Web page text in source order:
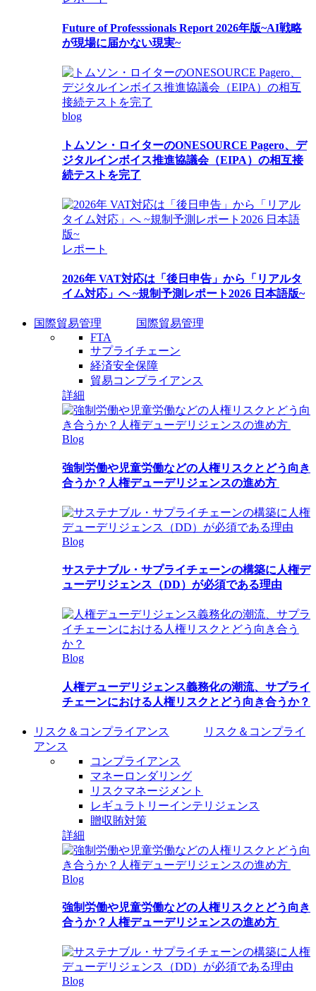
Future of Professsionals Report 2026年版~AI戦略
が現場に届かない現実~
blog
トムソン・ロイターのONESOURCE Pagero、デ
ジタルインボイス推進協議会（EIPA）の相互接
続テストを完了
レポート
2026年 VAT対応は「後日申告」から「リアルタ
イム対応」へ ~規制予測レポート2026 日本語版~
国際貿易管理
国際貿易管理
FTA
サプライチェーン
経済安全保障
貿易コンプライアンス
詳細
Blog
強制労働や児童労働などの人権リスクとどう向き
合うか？人権デューデリジェンスの進め方
Blog
サステナブル・サプライチェーンの構築に人権デ
ューデリジェンス（DD）が必須である理由
Blog
人権デューデリジェンス義務化の潮流、サプライ
チェーンにおける人権リスクとどう向き合うか？
リスク＆コンプライアンス
リスク＆コンプライ
アンス
コンプライアンス
マネーロンダリング
リスクマネージメント
レギュラトリーインテリジェンス
贈収賄対策
詳細
Blog
強制労働や児童労働などの人権リスクとどう向き
合うか？人権デューデリジェンスの進め方
Blog